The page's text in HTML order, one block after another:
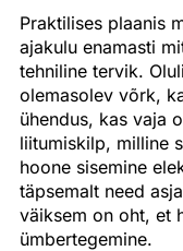
Praktilises plaanis
ajakulu enamasti
tehniline tervik.
olemasolev võrk,
ühendus, kas vaja
liitumiskilp, milline
hoone sisemine
täpsemalt need
väiksem on oht, et
ümbertegemine.